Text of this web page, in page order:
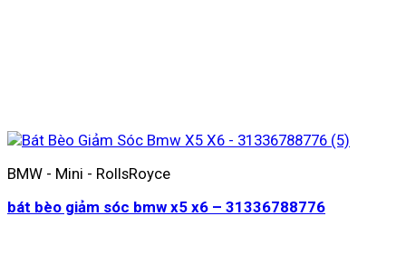
BMW - Mini - RollsRoyce
bát bèo giảm sóc bmw x5 x6 – 31336788776